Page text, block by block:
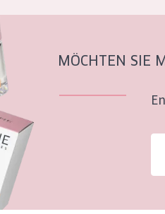
MÖCHTEN SIE